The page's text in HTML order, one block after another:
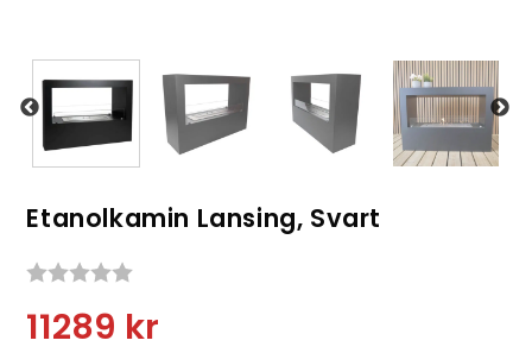
Etanolkamin Lansing, Svart
11289 kr